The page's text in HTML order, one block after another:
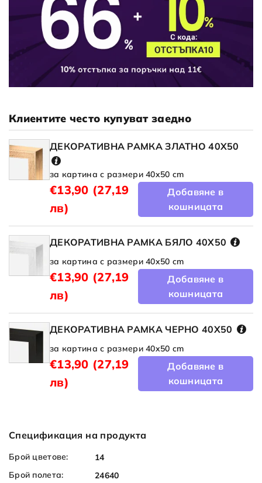
Клиентите често купуват заедно
ДЕКОРАТИВНА РАМКА ЗЛАТНО 40X50
за картина с размери 40x50 cm
€13,90 (27,19
лв)
Добавяне в
кошницата
ДЕКОРАТИВНА РАМКА БЯЛО 40X50
за картина с размери 40x50 cm
€13,90 (27,19
лв)
Добавяне в
кошницата
ДЕКОРАТИВНА РАМКА ЧЕРНО 40X50
за картина с размери 40x50 cm
€13,90 (27,19
лв)
Добавяне в
кошницата
Спецификация на продукта
Брой цветове:
14
Брой полета:
24640